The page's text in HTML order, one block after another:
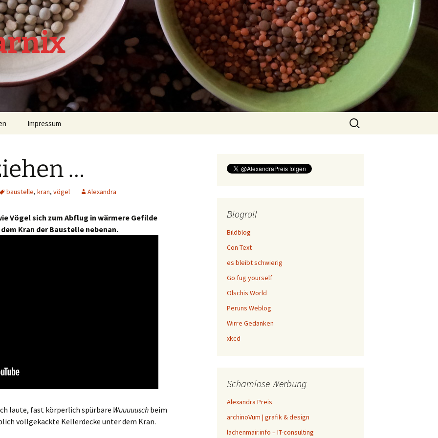
Impressum
Suchen
nach:
…
baustelle, kran, vögel Alexandra
Vögel sich zum Abflug in wärmere Gefilde
Kran der Baustelle nebenan.
laute, fast körperlich spürbare Wuuuuusch beim
vollgekackte Kellerdecke unter dem Kran.
Blogroll
Bildblog
Con Text
es bleibt schwierig
Go fug yourself
Olschis World
Peruns Weblog
Wirre Gedanken
xkcd
Schamlose Werbung
Alexandra Preis
archinoVum | grafik & design
lachenmair.info – IT-consulting